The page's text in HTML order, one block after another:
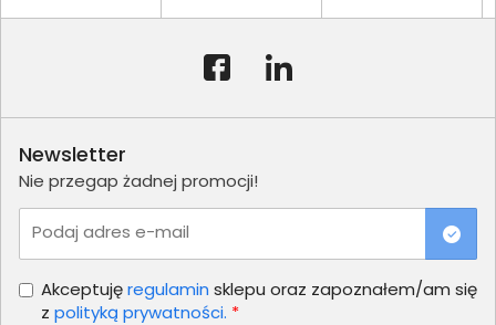
Newsletter
Nie przegap żadnej promocji!
Podaj adres e-mail
Akceptujęregulamin sklepu oraz zapoznałem/am się
z polityką prywatności. *